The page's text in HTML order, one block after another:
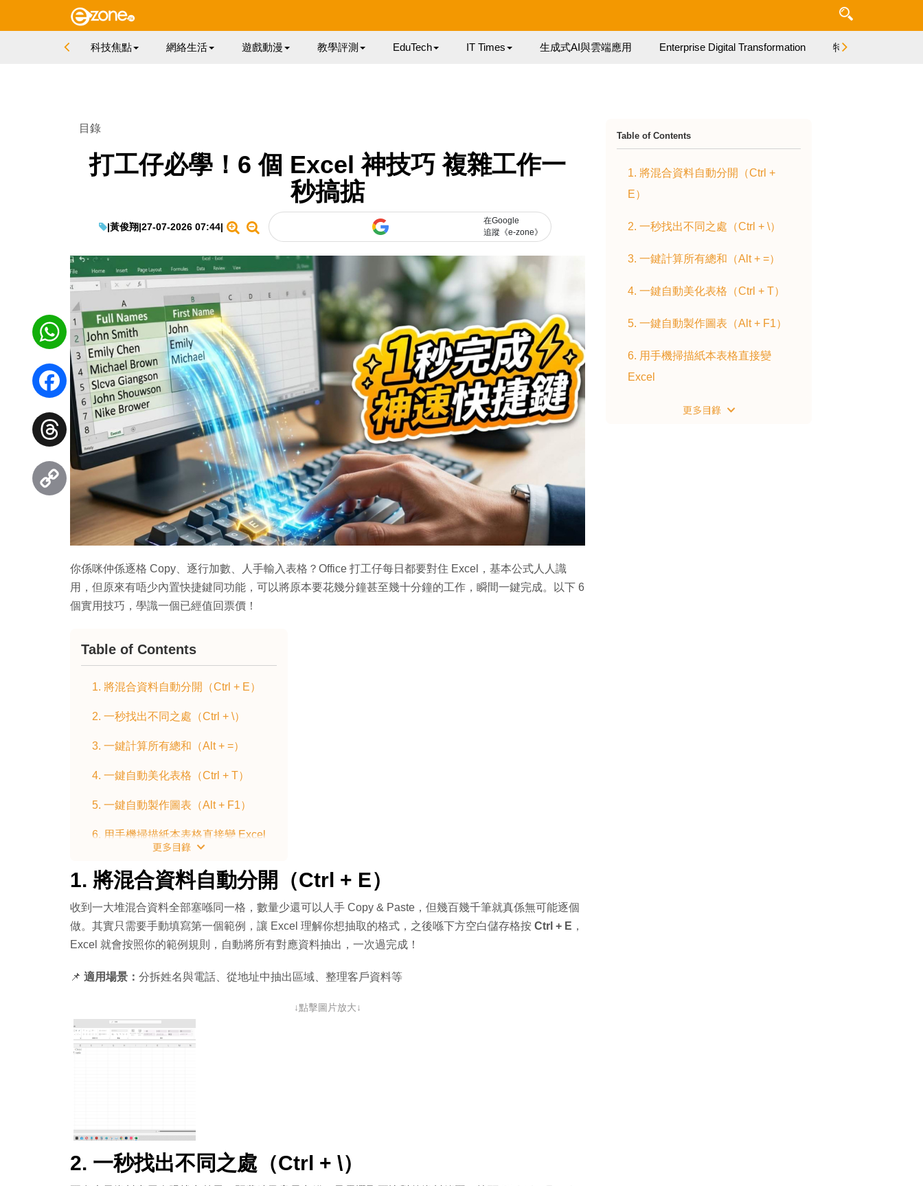
科技焦點 網絡生活 遊戲動漫 教學評測 EduTech IT Times 生成式AI與雲端應用 Enterprise Digital Transformation 特集
目錄
打工仔必學！6 個 Excel 神技巧 複雜工作一
秒搞掂
|黃俊翔|27-07-2026 07:44|
在Google
追蹤《e-zone》
你係咪仲係逐格 Copy、逐行加數、人手輸入表格？Office 打工仔每日都要對住 Excel，基本公式人人識
用，但原來有唔少內置快捷鍵同功能，可以將原本要花幾分鐘甚至幾十分鐘的工作，瞬間一鍵完成。以下 6
個實用技巧，學識一個已經值回票價！
Table of Contents
1. 將混合資料自動分開（Ctrl + E）
2. 一秒找出不同之處（Ctrl + \）
3. 一鍵計算所有總和（Alt + =）
4. 一鍵自動美化表格（Ctrl + T）
5. 一鍵自動製作圖表（Alt + F1）
6. 用手機掃描紙本表格直接變 Excel
1. 將混合資料自動分開（Ctrl + E）
收到一大堆混合資料全部塞喺同一格，數量少還可以人手 Copy & Paste，但幾百幾千筆就真係無可能逐個
做。其實只需要手動填寫第一個範例，讓 Excel 理解你想抽取的格式，之後喺下方空白儲存格按 Ctrl + E ，
Excel 就會按照你的範例規則，自動將所有對應資料抽出，一次過完成！
📌 適用場景： 分拆姓名與電話、從地址中抽出區域、整理客戶資料等
↓點擊圖片放大↓
2. 一秒找出不同之處（Ctrl + \）
Table of Contents
1. 將混合資料自動分開（Ctrl +
E）
2. 一秒找出不同之處（Ctrl + \）
3. 一鍵計算所有總和（Alt + =）
4. 一鍵自動美化表格（Ctrl + T）
5. 一鍵自動製作圖表（Alt + F1）
6. 用手機掃描紙本表格直接變
Excel
6 大技巧速覽
WhatsApp
Facebook
Threads
Link